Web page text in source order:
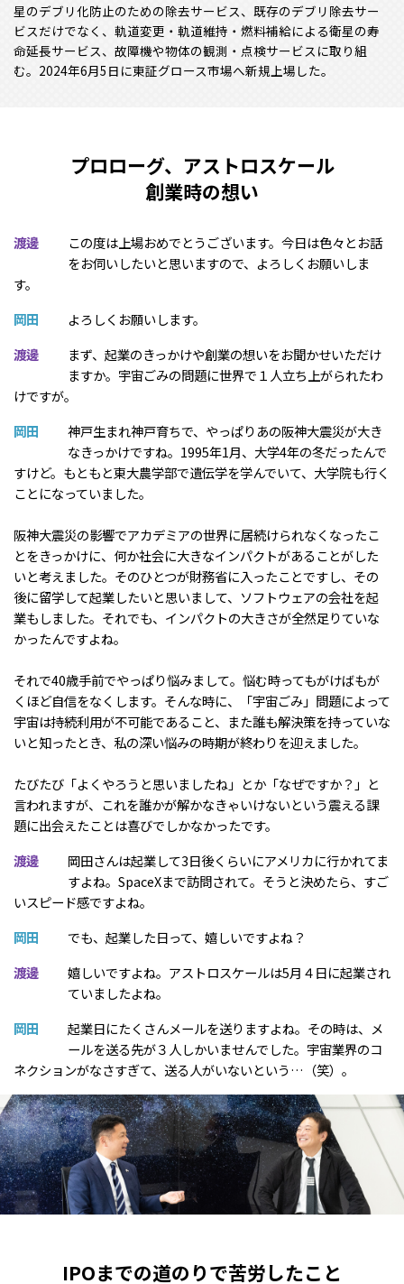
星のデブリ化防止のための除去サービス、既存のデブリ除去サー
ビスだけでなく、軌道変更・軌道維持・燃料補給による衛星の寿
命延長サービス、故障機や物体の観測・点検サービスに取り組
む。2024年6月5日に東証グロース市場へ新規上場した。
プロローグ、アストロスケール
創業時の想い
渡邊
この度は上場おめでとうございます。今日は色々とお話
をお伺いしたいと思いますので、よろしくお願いしま
す。
岡田
よろしくお願いします。
渡邊
まず、起業のきっかけや創業の想いをお聞かせいただけ
ますか。宇宙ごみの問題に世界で１人立ち上がられたわ
けですが。
岡田
神戸生まれ神戸育ちで、やっぱりあの阪神大震災が大き
なきっかけですね。1995年1月、大学4年の冬だったんで
すけど。もともと東大農学部で遺伝学を学んでいて、大学院も行く
ことになっていました。
阪神大震災の影響でアカデミアの世界に居続けられなくなったこ
とをきっかけに、何か社会に大きなインパクトがあることがした
いと考えました。そのひとつが財務省に入ったことですし、その
後に留学して起業したいと思いまして、ソフトウェアの会社を起
業もしました。それでも、インパクトの大きさが全然足りていな
かったんですよね。
それで40歳手前でやっぱり悩みまして。悩む時ってもがけばもが
くほど自信をなくします。そんな時に、「宇宙ごみ」問題によって
宇宙は持続利用が不可能であること、また誰も解決策を持っていな
いと知ったとき、私の深い悩みの時期が終わりを迎えました。
たびたび「よくやろうと思いましたね」とか「なぜですか？」と
言われますが、これを誰かが解かなきゃいけないという震える課
題に出会えたことは喜びでしかなかったです。
渡邊
岡田さんは起業して3日後くらいにアメリカに行かれてま
すよね。SpaceXまで訪問されて。そうと決めたら、すご
いスピード感ですよね。
岡田
でも、起業した日って、嬉しいですよね？
渡邊
嬉しいですよね。アストロスケールは5月４日に起業され
ていましたよね。
岡田
起業日にたくさんメールを送りますよね。その時は、メ
ールを送る先が３人しかいませんでした。宇宙業界のコ
ネクションがなさすぎて、送る人がいないという…（笑）。
IPOまでの道のりで苦労したこと